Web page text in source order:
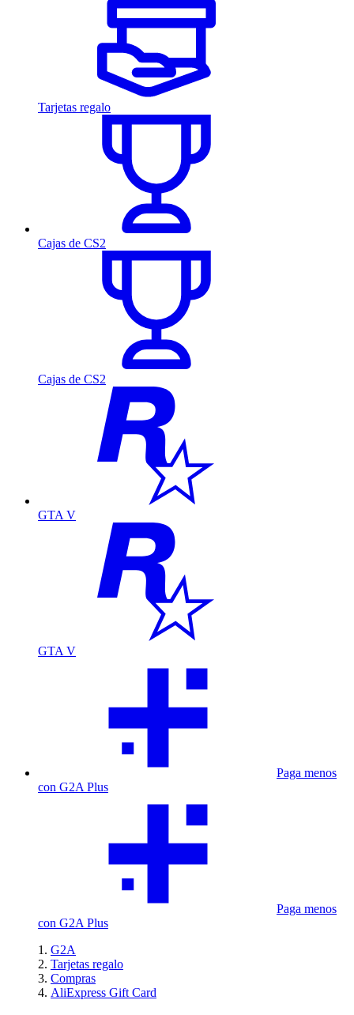
Tarjetas regalo
Cajas de CS2
Cajas de CS2
GTA V
GTA V
Paga menos
con G2A Plus
Paga menos
con G2A Plus
G2A
Tarjetas regalo
Compras
AliExpress Gift Card